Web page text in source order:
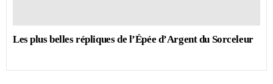
Les plus belles répliques de l’Épée d’Argent du Sorceleur